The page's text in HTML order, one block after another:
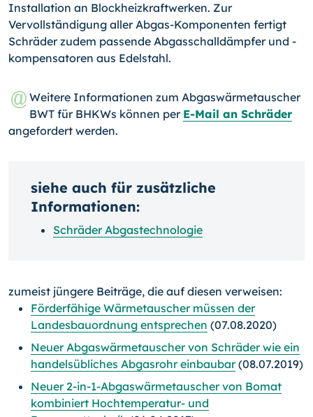
Installation an Blockheizkraftwerken. Zur
Vervollständigung aller Abgas-Komponenten fertigt
Schräder zudem passende Abgasschalldämpfer und -
kom­pensatoren aus Edelstahl.
Weitere Informationen zum Abgaswärmetauscher
BWT für BHKWs können per E-Mail an Schräder
angefordert werden.
siehe auch für zusätzliche
Informationen:
Schräder Abgastechnologie
zumeist jüngere Beiträge, die auf diesen verweisen:
Förderfähige Wärmetauscher müssen der
Landesbauordnung entsprechen (07.08.2020)
Neuer Abgaswärmetauscher von Schräder wie ein
handelsübliches Abgasrohr einbaubar(08.07.2019)
Neuer 2-in-1-Abgaswärmetauscher von Bomat
kombiniert Hochtemperatur- und